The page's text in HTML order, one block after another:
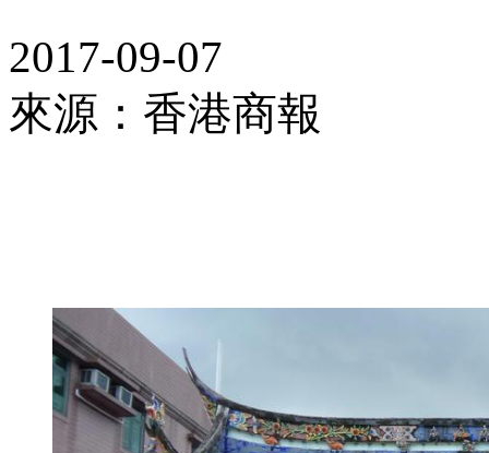
2017-09-07
來源：香港商報